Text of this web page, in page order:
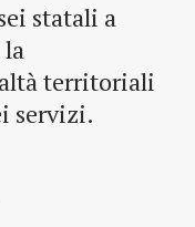
statali a
territoriali
servizi.